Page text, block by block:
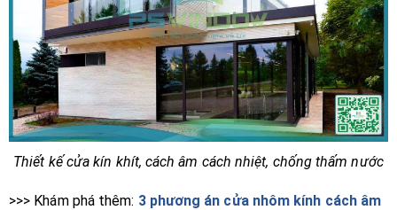
Thiết kế cửa kín khít, cách âm cách nhiệt, chống thấm nước
>>> Khám phá thêm: 3 phương án cửa nhôm kính cách âm